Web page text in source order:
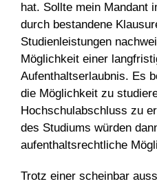
hat. Sollte mein Mandant
durch bestandene
Studienleistungen
Möglichkeit einer
Aufenthaltserlaubnis. Es
die Möglichkeit zu
Hochschulabschluss zu
des Studiums würden
aufenthaltsrechtliche
Trotz einer scheinbar